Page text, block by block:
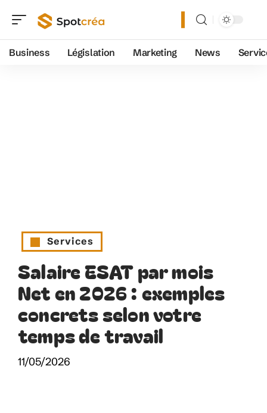
Business Législation Marketing News
Services
Salaire ESAT par mois
Net en 2026 : exemples
concrets selon votre
temps de travail
11/05/2026